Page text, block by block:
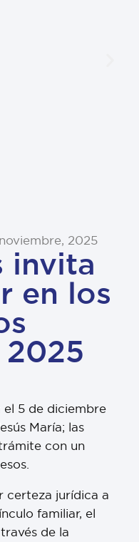
noviembre, 2025
invita
en los
el 5 de diciembre
María; las
con un
certeza jurídica a
familiar, el
de la